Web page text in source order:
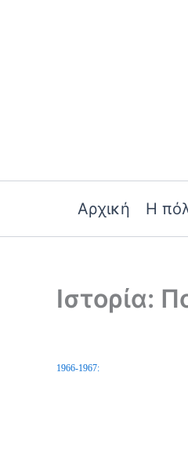
Αρχική Η
Ιστορία:
1966-1967: